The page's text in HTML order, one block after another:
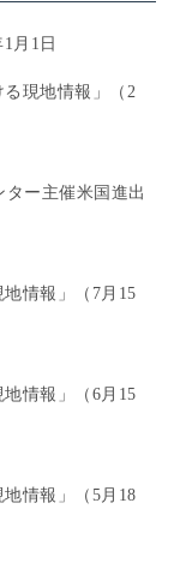
月1日
現地情報」（2
ー主催米国進出
情報」（7月15
情報」（6月15
情報」（5月18